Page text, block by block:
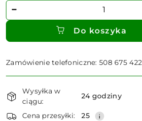
Ilość
Do koszyka
Zamówienie telefoniczne: 508 675 422
Dostępność
i
dostawa
Wysyłka w
ciągu:
24 godziny
Cena przesyłki: 25